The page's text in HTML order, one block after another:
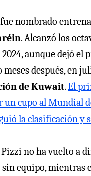
nombrado
. Alcanzó los
aunque dejó el
meses después, en
de Kuwait.El
cupo al Mundial
la clasificación y
Pizzi no ha vuelto a
sin equipo, mientras